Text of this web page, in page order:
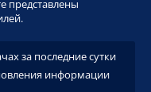
представлены
за последние сутки
информации